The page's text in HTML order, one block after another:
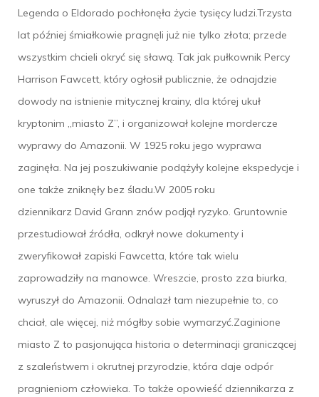
Legenda o Eldorado pochłonęła życie tysięcy ludzi.Trzysta
lat później śmiałkowie pragnęli już nie tylko złota; przede
wszystkim chcieli okryć się sławą. Tak jak pułkownik Percy
Harrison Fawcett, który ogłosił publicznie, że odnajdzie
dowody na istnienie mitycznej krainy, dla której ukuł
kryptonim „miasto Z”, i organizował kolejne mordercze
wyprawy do Amazonii. W 1925 roku jego wyprawa
zaginęła. Na jej poszukiwanie podążyły kolejne ekspedycje i
one także zniknęły bez śladu.W 2005 roku
dziennikarz David Grann znów podjął ryzyko. Gruntownie
przestudiował źródła, odkrył nowe dokumenty i
zweryfikował zapiski Fawcetta, które tak wielu
zaprowadziły na manowce. Wreszcie, prosto zza biurka,
wyruszył do Amazonii. Odnalazł tam niezupełnie to, co
chciał, ale więcej, niż mógłby sobie wymarzyć.Zaginione
miasto Z to pasjonująca historia o determinacji graniczącej
z szaleństwem i okrutnej przyrodzie, która daje odpór
pragnieniom człowieka. To także opowieść dziennikarza z